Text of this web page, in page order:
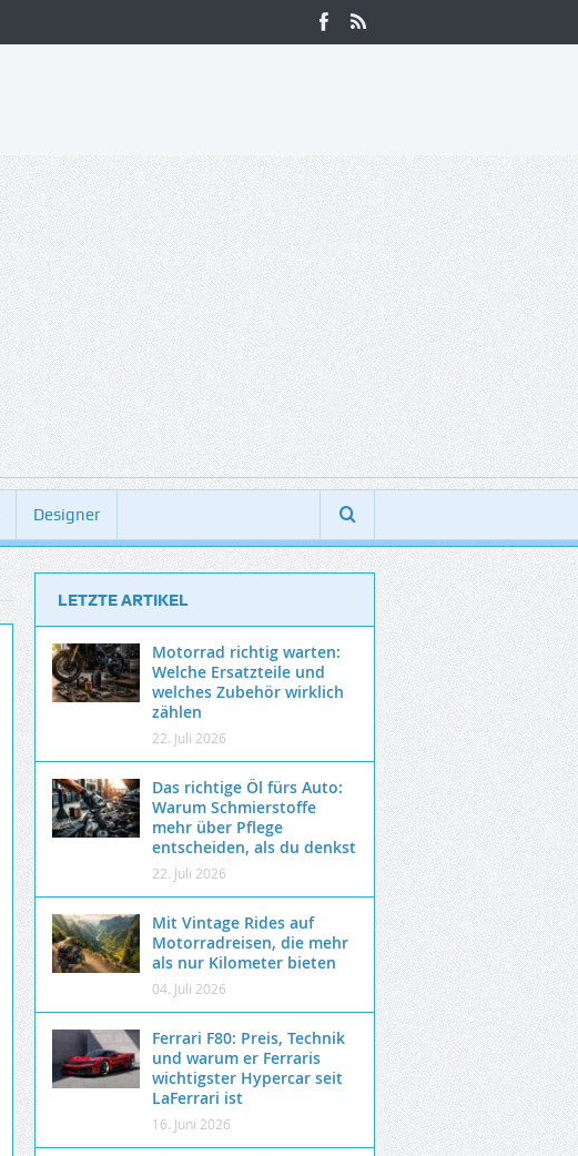
Designer
LETZTE ARTIKEL
Motorrad richtig warten:
Welche Ersatzteile und
welches Zubehör wirklich
zählen
22. Juli 2026
Das richtige Öl fürs Auto:
Warum Schmierstoffe
mehr über Pflege
entscheiden, als du denkst
22. Juli 2026
Mit Vintage Rides auf
Motorradreisen, die mehr
als nur Kilometer bieten
04. Juli 2026
Ferrari F80: Preis, Technik
und warum er Ferraris
wichtigster Hypercar seit
LaFerrari ist
16. Juni 2026